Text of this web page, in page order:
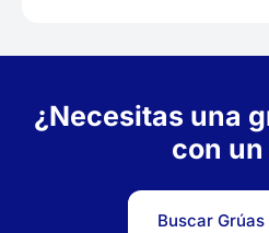
¿Necesitas una
con
Buscar